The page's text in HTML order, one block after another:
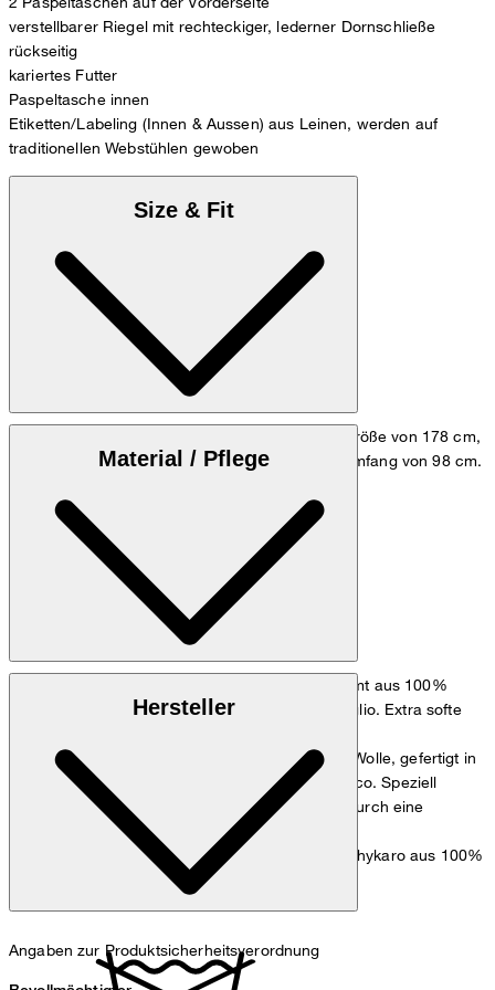
verstellbarer Riegel mit rechteckiger, lederner Dornschließe
rückseitig
kariertes Futter
Paspeltasche innen
Etiketten/Labeling (Innen & Aussen) aus Leinen, werden auf
traditionellen Webstühlen gewoben
Size & Fit
Das Model trägt die Größe 48, bei einer Körpergröße von 178 cm,
einem Brustumfang von 98 cm und einem Hüftumfang von 98 cm.
Material / Pflege
Angenehm weicher, glänzender Samt aus 100%
Baumwolle aus der italienischen Weberei Pontoglio. Extra softe
Oberstoff 2:
Kontrastfarbener Loden aus 100% Wolle, gefertigt in
der italienischen Weberei Vitale Barberis Canonico. Speziell
hergestellt aus Kammgarn und Streichgarn, wodurch eine
besondere Melange Optik entsteht
Leichte und glatte Qualität mit feinem Vichykaro aus 100%
Hersteller
Angaben zur Produktsicherheitsverordnung